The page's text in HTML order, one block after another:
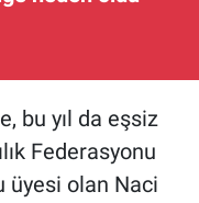
bu yıl da eşsiz
Federasyonu
üyesi olan Naci